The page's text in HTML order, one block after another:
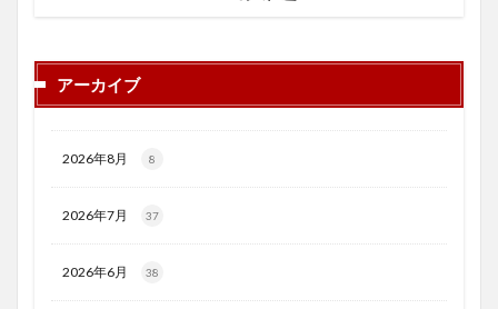
アーカイブ
2026年8月 8
2026年7月 37
2026年6月 38